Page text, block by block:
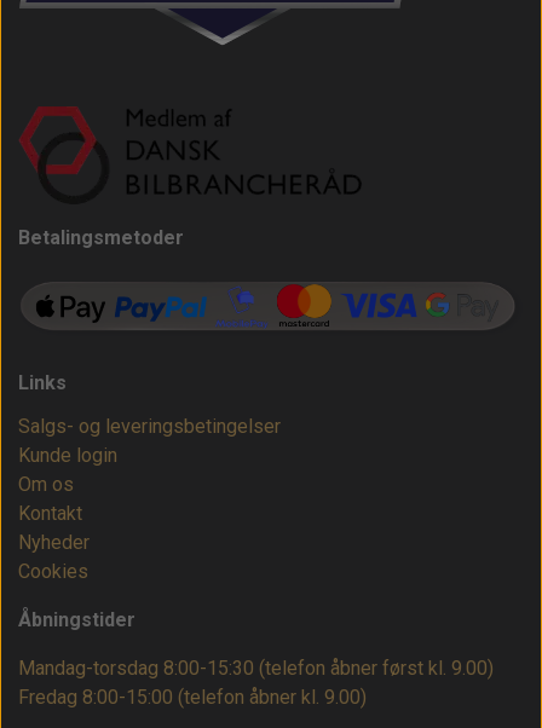
Betalingsmetoder
Links
Salgs- og leveringsbetingelser
Kunde login
Om os
Kontakt
Nyheder
Cookies
Åbningstider
Mandag-torsdag 8:00-15:30 (telefon åbner først kl. 9.00)
Fredag 8:00-15:00 (telefon åbner kl. 9.00)